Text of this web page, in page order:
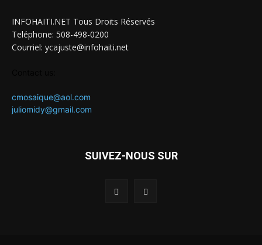
INFOHAITI.NET Tous Droits Réservés
Teléphone: 508-498-0200
Courriel: ycajuste@infohaiti.net
cmosaique@aol.com
juliomidy@gmail.com
SUIVEZ-NOUS SUR